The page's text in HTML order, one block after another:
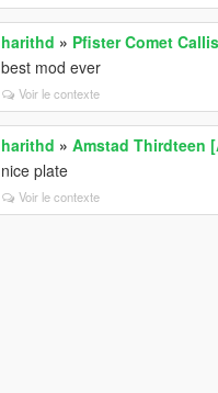
harithd » Pfister Comet
best mod ever
Voir le contexte
harithd »Amstad Thirdteen
nice plate
Voir le contexte